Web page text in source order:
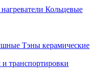
Кольцевые
Тэны керамические
транспортировки